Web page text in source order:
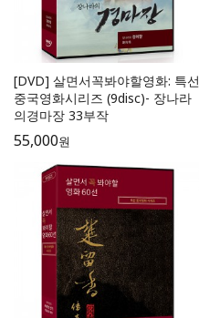
[DVD] 살면서꼭봐야할영화: 특선
중국영화시리즈 (9disc)- 장나라
의경마장 33부작
55,000원